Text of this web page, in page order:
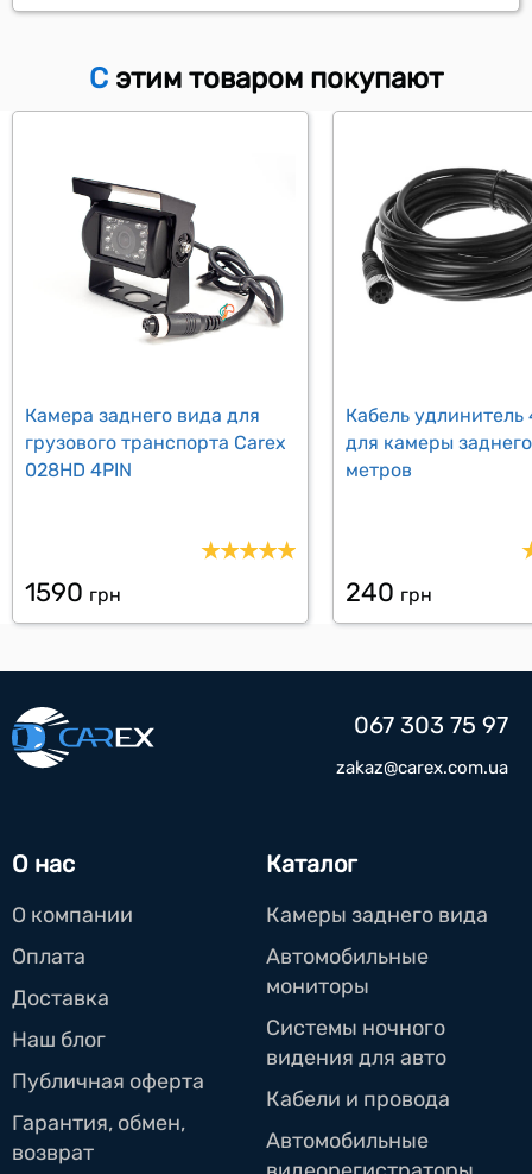
С этим товаром покупают
Камера заднего вида для
грузового транспорта Carex
028HD 4PIN
1590 грн
Кабель удлинитель
для камеры
метров
240 грн
О нас
О компании
Оплата
Доставка
Наш блог
Публичная оферта
Гарантия, обмен,
возврат
Каталог
Камеры заднего вида
Автомобильные
мониторы
Системы ночного
видения для авто
Кабели и провода
Автомобильные
067 303 75 97
zakaz@carex.com.ua